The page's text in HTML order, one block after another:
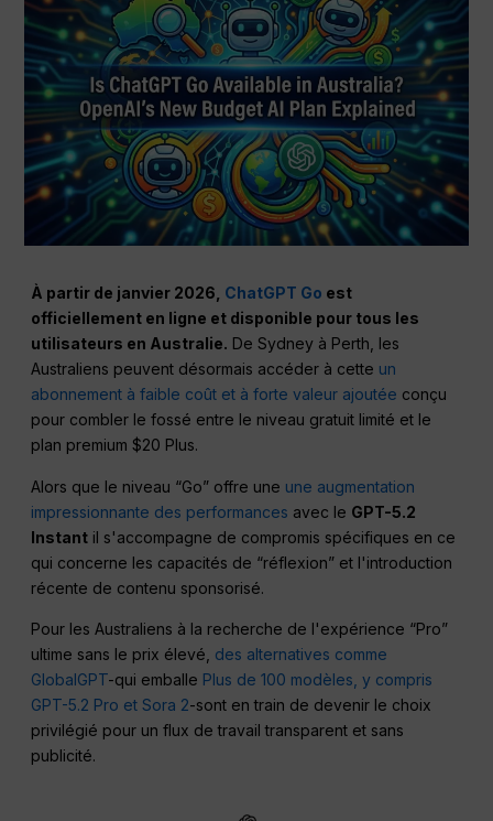
À partir de janvier 2026, ChatGPT Go est
officiellement en ligne et disponible pour tous les
utilisateurs en Australie. De Sydney à Perth, les
Australiens peuvent désormais accéder à cette un
abonnement à faible coût et à forte valeur ajoutée conçu
pour combler le fossé entre le niveau gratuit limité et le
plan premium $20 Plus.
Alors que le niveau “Go” offre une une augmentation
impressionnante des performances avec le GPT-5.2
Instant il s'accompagne de compromis spécifiques en ce
qui concerne les capacités de “réflexion” et l'introduction
récente de contenu sponsorisé.
Pour les Australiens à la recherche de l'expérience “Pro”
ultime sans le prix élevé, des alternatives comme
GlobalGPT-qui emballe Plus de 100 modèles, y compris
GPT-5.2 Pro et Sora 2-sont en train de devenir le choix
privilégié pour un flux de travail transparent et sans
publicité.